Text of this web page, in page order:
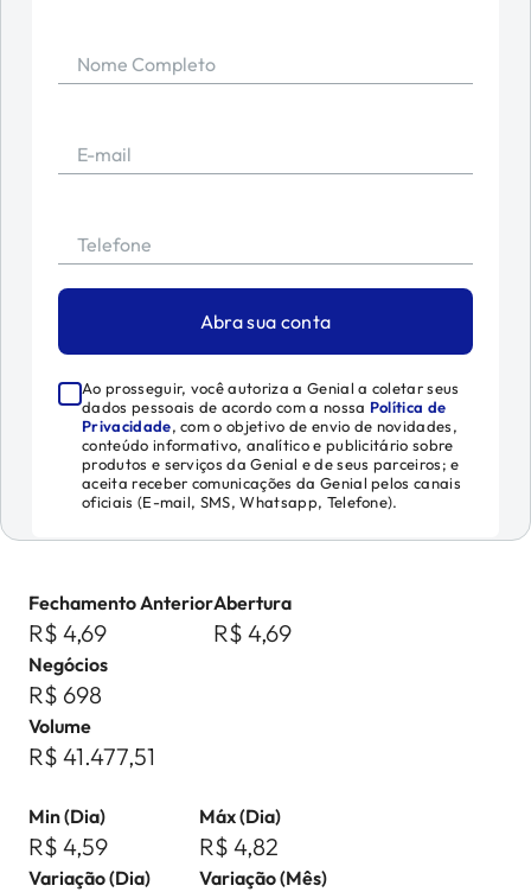
Nome Completo
E-mail
Telefone
Abra sua conta
Ao prosseguir, você autoriza a Genial a coletar seus
dados pessoais de acordo com a nossa Política de
Privacidade, com o objetivo de envio de novidades,
conteúdo informativo, analítico e publicitário sobre
produtos e serviços da Genial e de seus parceiros; e
aceita receber comunicações da Genial pelos canais
oficiais (E-mail, SMS, Whatsapp, Telefone).
Fechamento Anterior
R$ 4,69
Abertura
R$ 4,69
Negócios
R$ 698
Volume
R$ 41.477,51
Min (Dia)
R$ 4,59
Máx (Dia)
R$ 4,82
Variação (Dia) Variação (Mês)